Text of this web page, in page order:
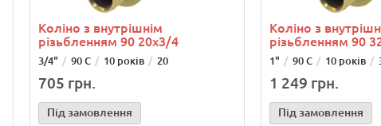
Коліно з внутрішнім
різьбленням 90 20х3/4
3/4" 90 С 10 років 20
705 грн.
Під замовлення
Коліно з
різьбленням 90
1" 90 С 10 років
1 249 грн.
Під замовлення